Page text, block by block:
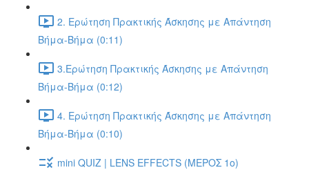
2. Ερώτηση Πρακτικής Άσκησης με Απάντηση
Βήμα-Βήμα (0:11)
3.Ερώτηση Πρακτικής Άσκησης με Απάντηση
Βήμα-Βήμα (0:12)
4. Ερώτηση Πρακτικής Άσκησης με Απάντηση
Βήμα-Βήμα (0:10)
mini QUIZ | LENS EFFECTS (ΜΕΡΟΣ 1ο)